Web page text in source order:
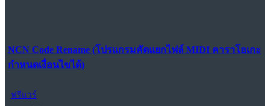
NCN Code Rename (โปรแกรมคัดแยกไฟล์ MIDI คาราโอเกะ
กำหนดเงื่อนไขได้)
ฟรีแวร์